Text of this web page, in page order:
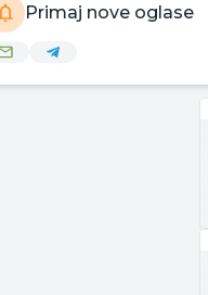
Primaj nove oglase